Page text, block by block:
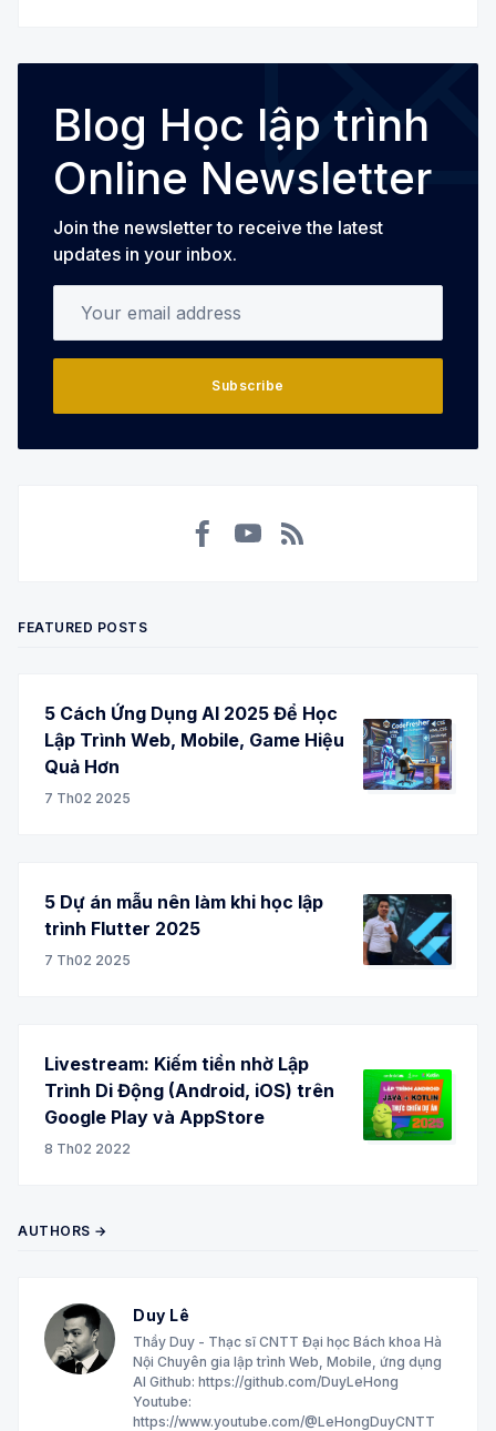
Blog Học lập trình
Online Newsletter
Join the newsletter to receive the latest
updates in your inbox.
Subscribe
FEATURED POSTS
5 Cách Ứng Dụng AI 2025 Để Học
Lập Trình Web, Mobile, Game Hiệu
Quả Hơn
7 Th02 2025
5 Dự án mẫu nên làm khi học lập
trình Flutter 2025
7 Th02 2025
Livestream: Kiếm tiền nhờ Lập
Trình Di Động (Android, iOS) trên
Google Play và AppStore
8 Th02 2022
AUTHORS →
Duy Lê
Thầy Duy - Thạc sĩ CNTT Đại học Bách khoa Hà
Nội Chuyên gia lập trình Web, Mobile, ứng dụng
AI Github: https://github.com/DuyLeHong
Youtube:
https://www.youtube.com/@LeHongDuyCNTT